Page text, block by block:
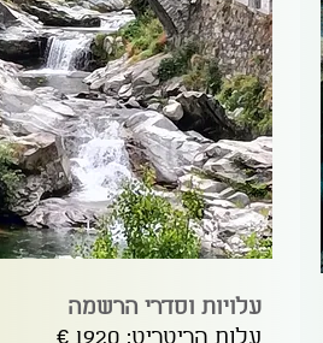
עלויות וסדרי הרשמה
עלות הריטריט: 1920 €